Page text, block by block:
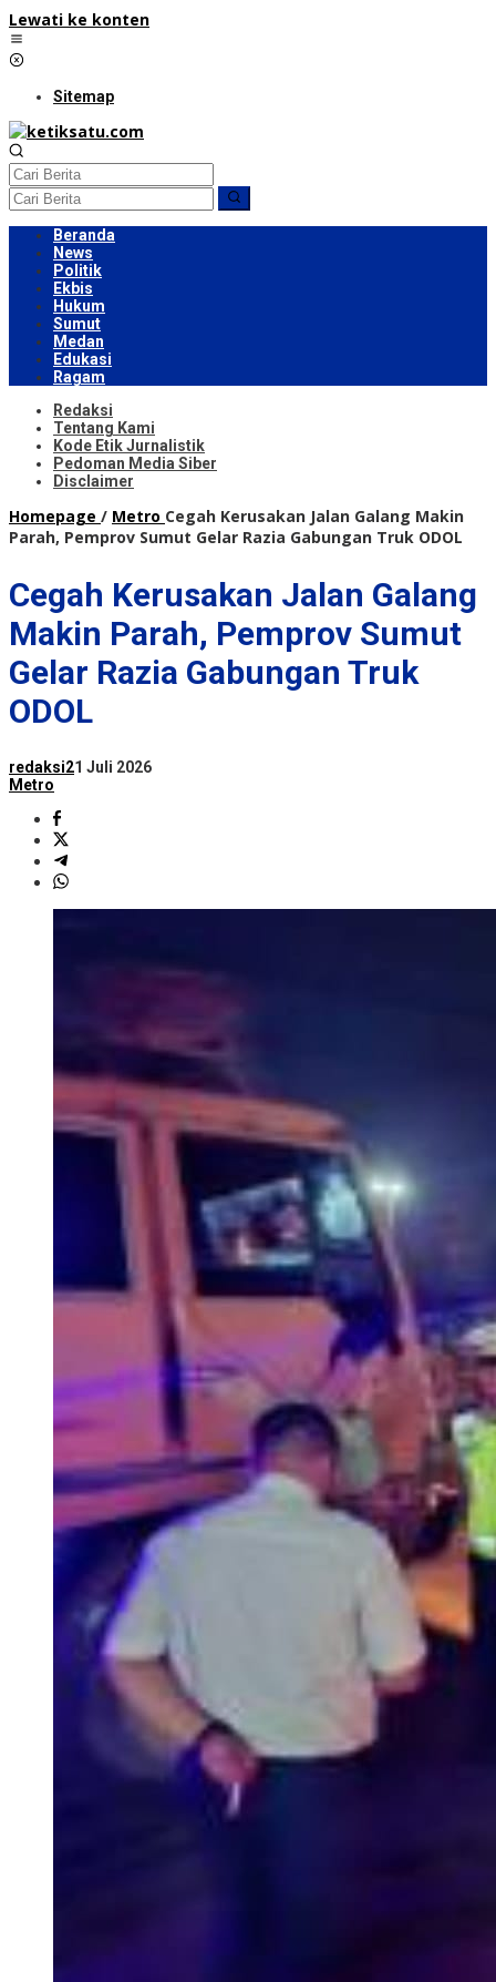
Lewati ke konten
Sitemap
Beranda
News
Politik
Ekbis
Hukum
Sumut
Medan
Edukasi
Ragam
Redaksi
Tentang Kami
Kode Etik Jurnalistik
Pedoman Media Siber
Disclaimer
Homepage / Metro Cegah Kerusakan Jalan Galang Makin
Parah, Pemprov Sumut Gelar Razia Gabungan Truk ODOL
Cegah Kerusakan Jalan Galang
Makin Parah, Pemprov Sumut
Gelar Razia Gabungan Truk
ODOL
redaksi21 Juli 2026
Metro